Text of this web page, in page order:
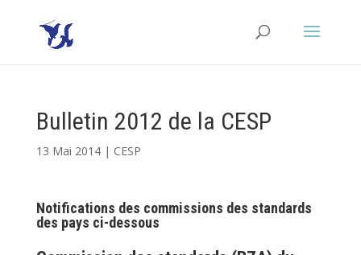
Bulletin 2012 de la CESP
13 Mai 2014| CESP
Notifications des commissions des standards
des pays ci-dessous